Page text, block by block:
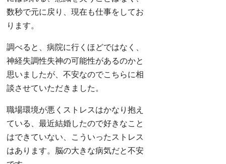
数秒で元に戻り、現在も仕事をしてお
ります。
調べると、病院に行くほどではなく、
神経失調性失神の可能性があるのかと
思いましたが、不安なのでこちらに相
談させていただきました。
職場環境が悪くストレスはかなり抱え
ている、最近結婚したので好きなこと
はできていない、こういったストレス
はあります。脳の大きな病気だと不安